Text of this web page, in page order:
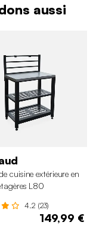
aussi
cuisine extérieure en
L80
4.2 (23)
149,99 €